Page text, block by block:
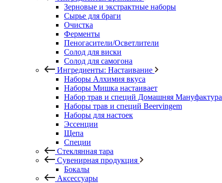
Зерновые и экстрактные наборы
Сырье для браги
Очистка
Ферменты
Пеногасители/Осветлители
Солод для виски
Солод для самогона
Ингредиенты: Настаивание
Наборы Алхимия вкуса
Наборы Мишка настаивает
Набор трав и специй Домашняя Мануфактура
Наборы трав и специй Beervingem
Наборы для настоек
Эссенции
Щепа
Специи
Стеклянная тара
Сувенирная продукция
Бокалы
Аксессуары